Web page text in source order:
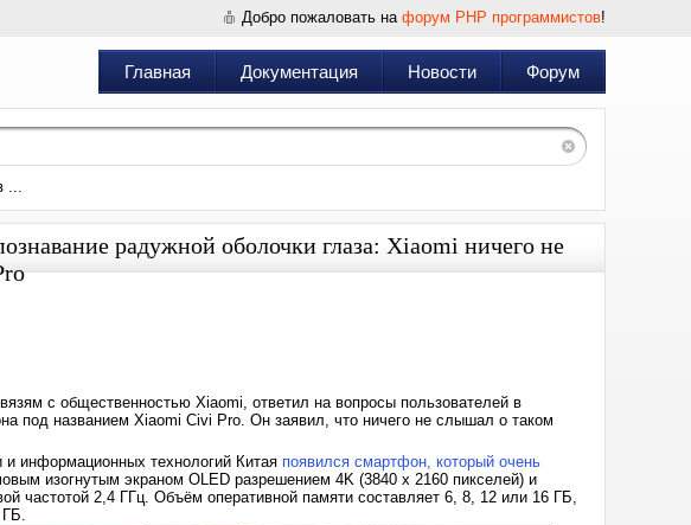
Добро пожаловать на форум PHP программистов!
Главная Документация Новости Форум
...
радужной оболочки глаза: Xiaomi ничего не
с общественностью Xiaomi, ответил на вопросы пользователей в
под названием Xiaomi Civi Pro. Он заявил, что ничего не слышал о таком
информационных технологий Китая появился смартфон, который очень
изогнутым экраном OLED разрешением 4K (3840 х 2160 пикселей) и
частотой 2,4 ГГц. Объём оперативной памяти составляет 6, 8, 12 или 16 ГБ,
ГБ.